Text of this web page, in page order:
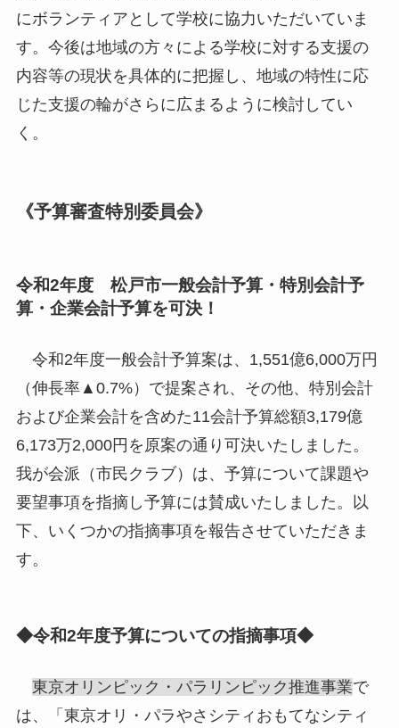
にボランティアとして学校に協力いただいていま
す。今後は地域の方々による学校に対する支援の
内容等の現状を具体的に把握し、地域の特性に応
じた支援の輪がさらに広まるように検討してい
く。
《予算審査特別委員会》
令和2年度 松戸市一般会計予算・特別会計予
算・企業会計予算を可決！
令和2年度一般会計予算案は、1,551億6,000万円
（伸長率▲0.7%）で提案され、その他、特別会計
および企業会計を含めた11会計予算総額3,179億
6,173万2,000円を原案の通り可決いたしました。
我が会派（市民クラブ）は、予算について課題や
要望事項を指摘し予算には賛成いたしました。以
下、いくつかの指摘事項を報告させていただきま
す。
◆令和2年度予算についての指摘事項◆
東京オリンピック・パラリンピック推進事業で
は、「東京オリ・パラやさシティおもてなシティ